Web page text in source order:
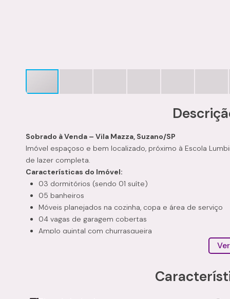
Sobrado à Venda – Vila Mazza, Suzano/SP
Imóvel espaçoso e bem localizado, próximo à Escola
de lazer completa.
Características do Imóvel:
03 dormitórios (sendo 01 suíte)
05 banheiros
Móveis planejados na cozinha, copa e área de serviço
04 vagas de garagem cobertas
Amplo quintal com churrasqueira